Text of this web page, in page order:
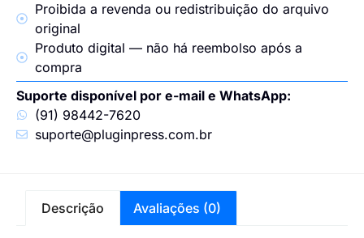
Proibida a revenda ou redistribuição do arquivo
original
Produto digital — não há reembolso após a
compra
Suporte disponível por e-mail e WhatsApp:
(91) 98442-7620
suporte@pluginpress.com.br
Descrição Avaliações (0)